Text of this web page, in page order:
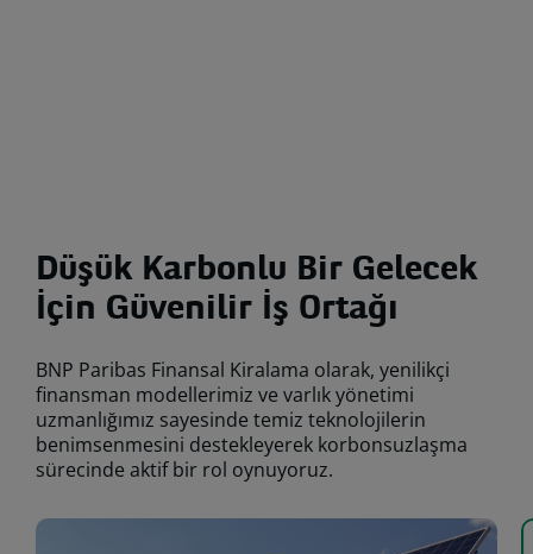
Düşük Karbonlu Bir Gelecek
İçin Güvenilir İş Ortağı
BNP Paribas Finansal Kiralama olarak, yenilikçi
finansman modellerimiz ve varlık yönetimi
uzmanlığımız sayesinde temiz teknolojilerin
benimsenmesini destekleyerek korbonsuzlaşma
sürecinde aktif bir rol oynuyoruz.